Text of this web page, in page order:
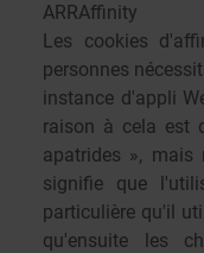
ARRAffinity
Les cookies
personnes
instance d'appli
raison à cela est
apatrides », mais
signifie que
particulière qu'il
qu'ensuite les